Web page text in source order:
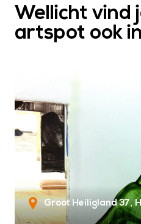
Wellicht vind
artspot ook
Groot Heiligland 37